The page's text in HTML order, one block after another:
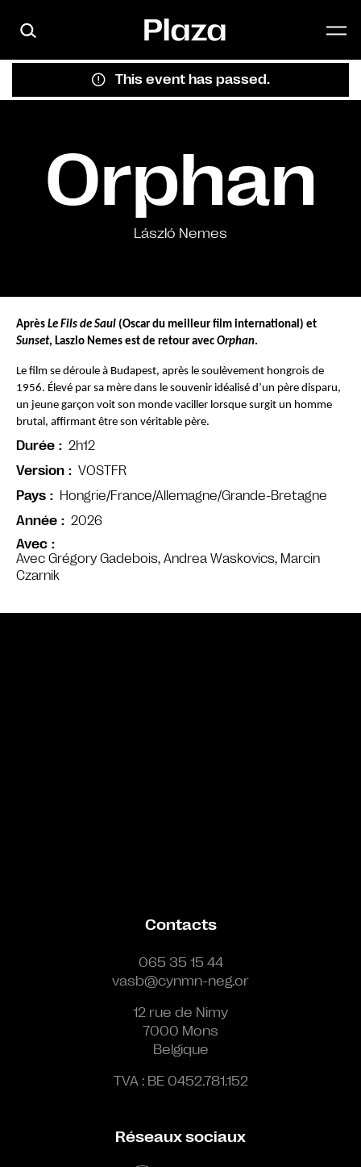
This event has passed.
Orphan
László Nemes
Avec
Avec Grégory Gadebois, Andrea Waskovics, Marcin
Czarnik
Après Le Fils de Saul
Sunset, Laszlo Nemes est de retour avec Orphan.
Le film se déroule à Budapest, après le soulèvement hongrois de
1956. Élevé par sa mère dans le souvenir idéalisé d’un père disparu,
un jeune garçon voit son monde vaciller lorsque surgit un homme
brutal, affirmant être son véritable père.
Durée
2h12
Version
VOSTFR
Pays
Hongrie/France/Allemagne/Grande-Bretagne
Année
2026
Contacts
065 35 15 44
vasb@cynmn-neg.or
12 rue de Nimy
7000 Mons
Belgique
TVA : BE 0452.781.152
Réseaux sociaux